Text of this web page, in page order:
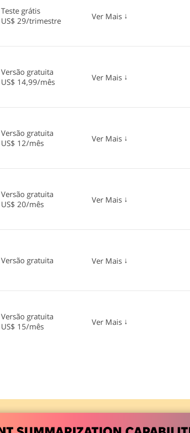
Teste grátis
US$ 29/trimestre
Ver Mais ↓
Versão gratuita
US$ 14,99/mês
Ver Mais ↓
Versão gratuita
US$ 12/mês
Ver Mais ↓
Versão gratuita
US$ 20/mês
Ver Mais ↓
Versão gratuita Ver Mais ↓
Versão gratuita
US$ 15/mês
Ver Mais ↓